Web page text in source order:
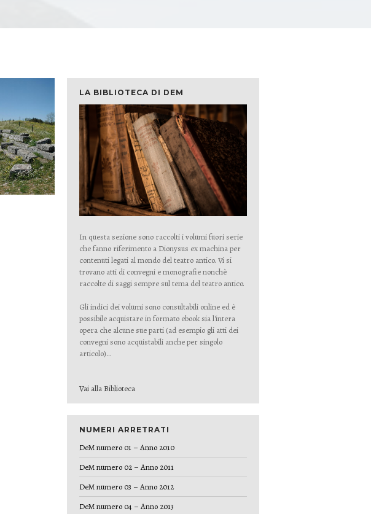
LA BIBLIOTECA DI DEM
In questa sezione sono raccolti i volumi fuori serie
che fanno riferimento a Dionysus ex machina per
contenuti legati al mondo del teatro antico. Vi si
trovano atti di convegni e monografie nonchè
raccolte di saggi sempre sul tema del teatro antico.
Gli indici dei volumi sono consultabili online ed è
possibile acquistare in formato ebook sia l'intera
opera che alcune sue parti (ad esempio gli atti dei
convegni sono acquistabili anche per singolo
articolo)...
Vai alla Biblioteca
NUMERI ARRETRATI
DeM numero 01 – Anno 2010
DeM numero 02 – Anno 2011
DeM numero 03 – Anno 2012
DeM numero 04 – Anno 2013